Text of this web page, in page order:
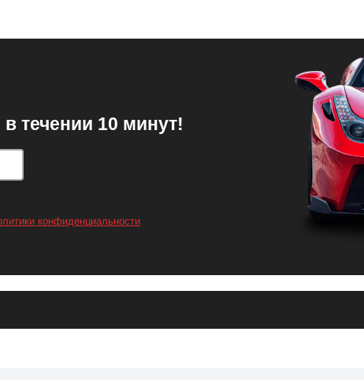
тяги:
будет обеспечивать более точное и стабильное управление,
течении 10 минут!
конфиденциальности